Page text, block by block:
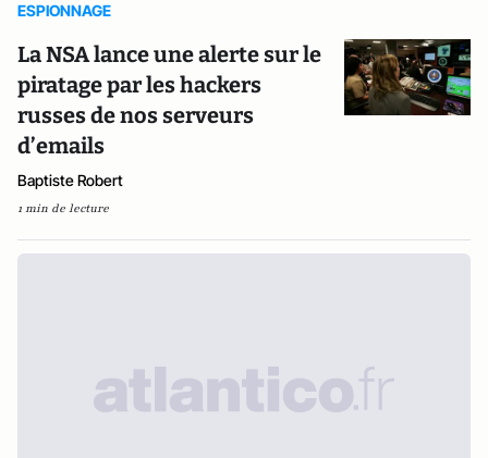
ESPIONNAGE
La NSA lance une alerte sur le
piratage par les hackers
russes de nos serveurs
d’emails
Baptiste Robert
1 min de lecture